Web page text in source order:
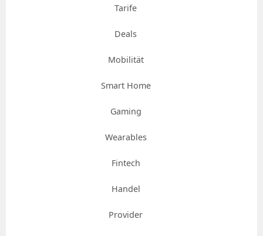
Tarife
Deals
Mobilität
Smart Home
Gaming
Wearables
Fintech
Handel
Provider